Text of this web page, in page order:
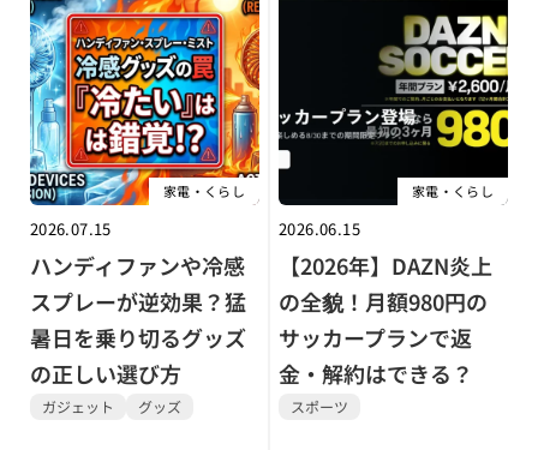
家電・くらし
2026.07.15
ハンディファンや冷感
スプレーが逆効果？猛
暑日を乗り切るグッズ
の正しい選び方
ガジェット グッズ
家電・くらし
2026.06.15
【2026年】DAZN炎上
の全貌！月額980円の
サッカープランで返
金・解約はできる？
スポーツ